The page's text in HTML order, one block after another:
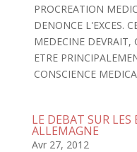
PROCREATION
DENONCE L'EXCES.
MEDECINE DEVRAIT,
ETRE
CONSCIENCE
LE DEBAT SUR
ALLEMAGNE
Avr 27, 2012